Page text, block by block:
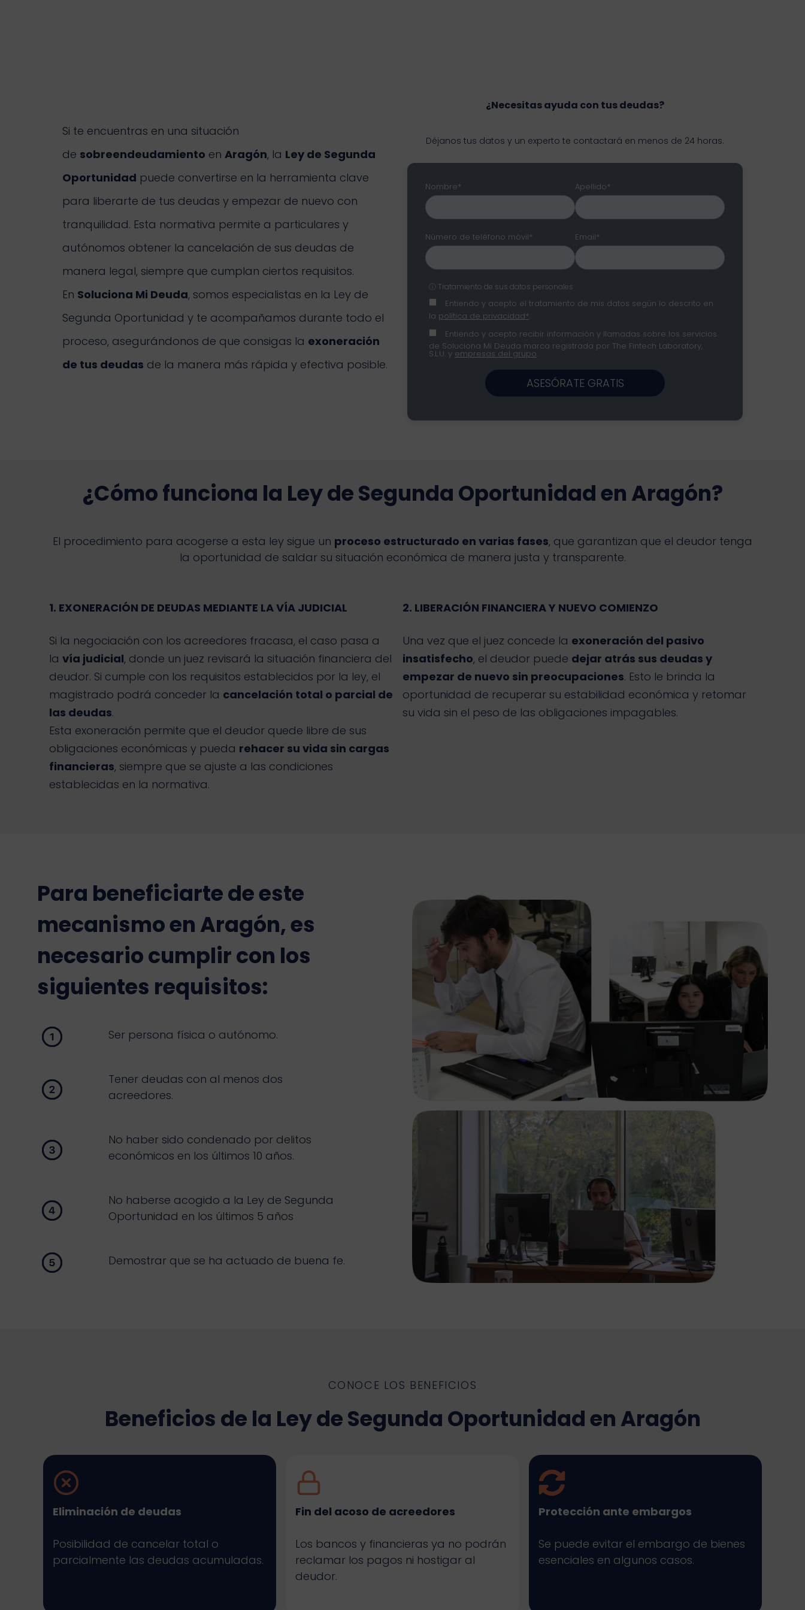
Si te encuentras en una situación
de sobreendeudamiento en Aragón, la Ley de Segunda
Oportunidad puede convertirse en la herramienta clave
para liberarte de tus deudas y empezar de nuevo con
tranquilidad. Esta normativa permite a particulares y
autónomos obtener la cancelación de sus deudas de
manera legal, siempre que cumplan ciertos requisitos.
En Soluciona Mi Deuda, somos especialistas en la Ley de
Segunda Oportunidad y te acompañamos durante todo el
proceso, asegurándonos de que consigas la exoneración
de tus deudas de la manera más rápida y efectiva posible.
¿Necesitas ayuda con tus deudas?
Déjanos tus datos y un experto te contactará en menos de 24 horas.
Nombre* Apellido*
Número de teléfono móvil* Email*
ⓘ Tratamiento de sus datos personales
Entiendo y acepto el tratamiento de mis datos según lo descrito en
la política de privacidad*
Entiendo y acepto recibir información y llamadas sobre los servicios
de Soluciona Mi Deuda marca registrada por The Fintech Laboratory,
S.L.U. y empresas del grupo
ASESÓRATE GRATIS
¿Cómo funciona la Ley de Segunda Oportunidad en Aragón?
El procedimiento para acogerse a esta ley sigue un proceso estructurado en varias fases, que garantizan que el deudor tenga
la oportunidad de saldar su situación económica de manera justa y transparente.
1. EXONERACIÓN DE DEUDAS MEDIANTE LA VÍA JUDICIAL
Si la negociación con los acreedores fracasa, el caso pasa a
la vía judicial, donde un juez revisará la situación financiera del
deudor. Si cumple con los requisitos establecidos por la ley, el
magistrado podrá conceder la cancelación total o parcial de
las deudas.
Esta exoneración permite que el deudor quede libre de sus
obligaciones económicas y pueda rehacer su vida sin cargas
financieras, siempre que se ajuste a las condiciones
establecidas en la normativa.
2. LIBERACIÓN FINANCIERA Y NUEVO COMIENZO
Una vez que el juez concede la exoneración del pasivo
insatisfecho, el deudor puede dejar atrás sus deudas y
empezar de nuevo sin preocupaciones. Esto le brinda la
oportunidad de recuperar su estabilidad económica y retomar
su vida sin el peso de las obligaciones impagables.
Para beneficiarte de este
mecanismo en Aragón, es
necesario cumplir con los
siguientes requisitos:
Ser persona física o autónomo.
Tener deudas con al menos dos
acreedores.
No haber sido condenado por delitos
económicos en los últimos 10 años.
No haberse acogido a la Ley de Segunda
Oportunidad en los últimos 5 años
Demostrar que se ha actuado de buena fe.
CONOCE LOS BENEFICIOS
Beneficios de la Ley de Segunda Oportunidad en Aragón
Eliminación de deudas
Posibilidad de cancelar total o
parcialmente las deudas acumuladas.
Fin del acoso de acreedores
Los bancos y financieras ya no podrán
reclamar los pagos ni hostigar al
deudor.
Protección ante embargos
Se puede evitar el embargo de bienes
esenciales en algunos casos.